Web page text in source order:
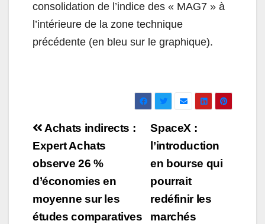
consolidation de l’indice des « MAG7 » à
l’intérieure de la zone technique
précédente (en bleu sur le graphique).
Navigation
de
l’article
SpaceX :
l’introduction
en bourse qui
pourrait
redéfinir les
marchés
Achats indirects :
Expert Achats
observe 26 %
d’économies en
moyenne sur les
études comparatives